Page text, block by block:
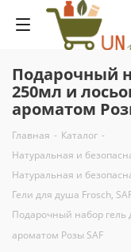
Подарочный
250мл и
ароматом
Главная - Каталог -
Натуральная и
Натуральная и
Гели для душа Frosch,
Подарочный набор гель
ароматом Розы SAF